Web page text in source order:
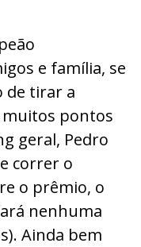
e família, se
de tirar a
muitos pontos
geral, Pedro
correr o
o prêmio, o
nenhuma
Ainda bem